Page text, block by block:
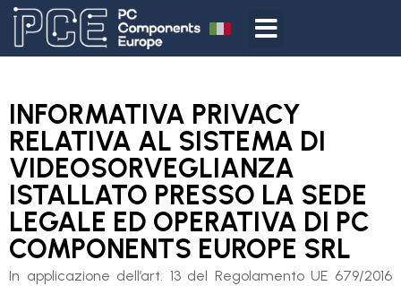
INFORMATIVA PRIVACY
RELATIVA AL SISTEMA DI
VIDEOSORVEGLIANZA
ISTALLATO PRESSO LA SEDE
LEGALE ED OPERATIVA DI PC
COMPONENTS EUROPE SRL
In applicazione dell’art. 13 del Regolamento UE 679/2016